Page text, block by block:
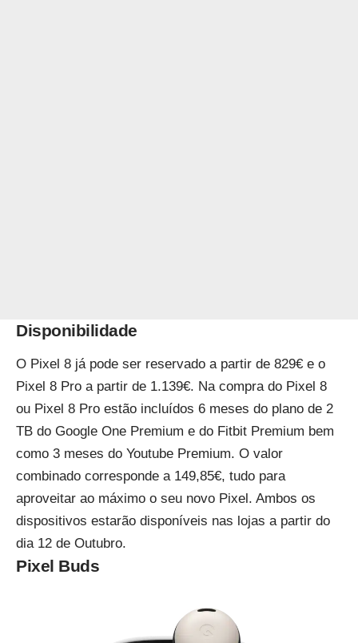
Disponibilidade
O Pixel 8 já pode ser reservado a partir de 829€ e o
Pixel 8 Pro a partir de 1.139€. Na compra do Pixel 8
ou Pixel 8 Pro estão incluídos 6 meses do plano de 2
TB do Google One Premium e do Fitbit Premium bem
como 3 meses do Youtube Premium. O valor
combinado corresponde a 149,85€, tudo para
aproveitar ao máximo o seu novo Pixel. Ambos os
dispositivos estarão disponíveis nas lojas a partir do
dia 12 de Outubro.
Pixel Buds